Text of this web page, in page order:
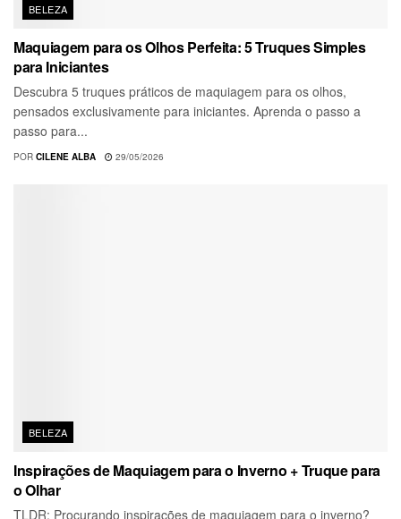
BELEZA
Maquiagem para os Olhos Perfeita: 5 Truques Simples
para Iniciantes
Descubra 5 truques práticos de maquiagem para os olhos,
pensados exclusivamente para iniciantes. Aprenda o passo a
passo para...
POR CILENE ALBA 29/05/2026
BELEZA
Inspirações de Maquiagem para o Inverno + Truque para
o Olhar
TLDR: Procurando inspirações de maquiagem para o inverno?